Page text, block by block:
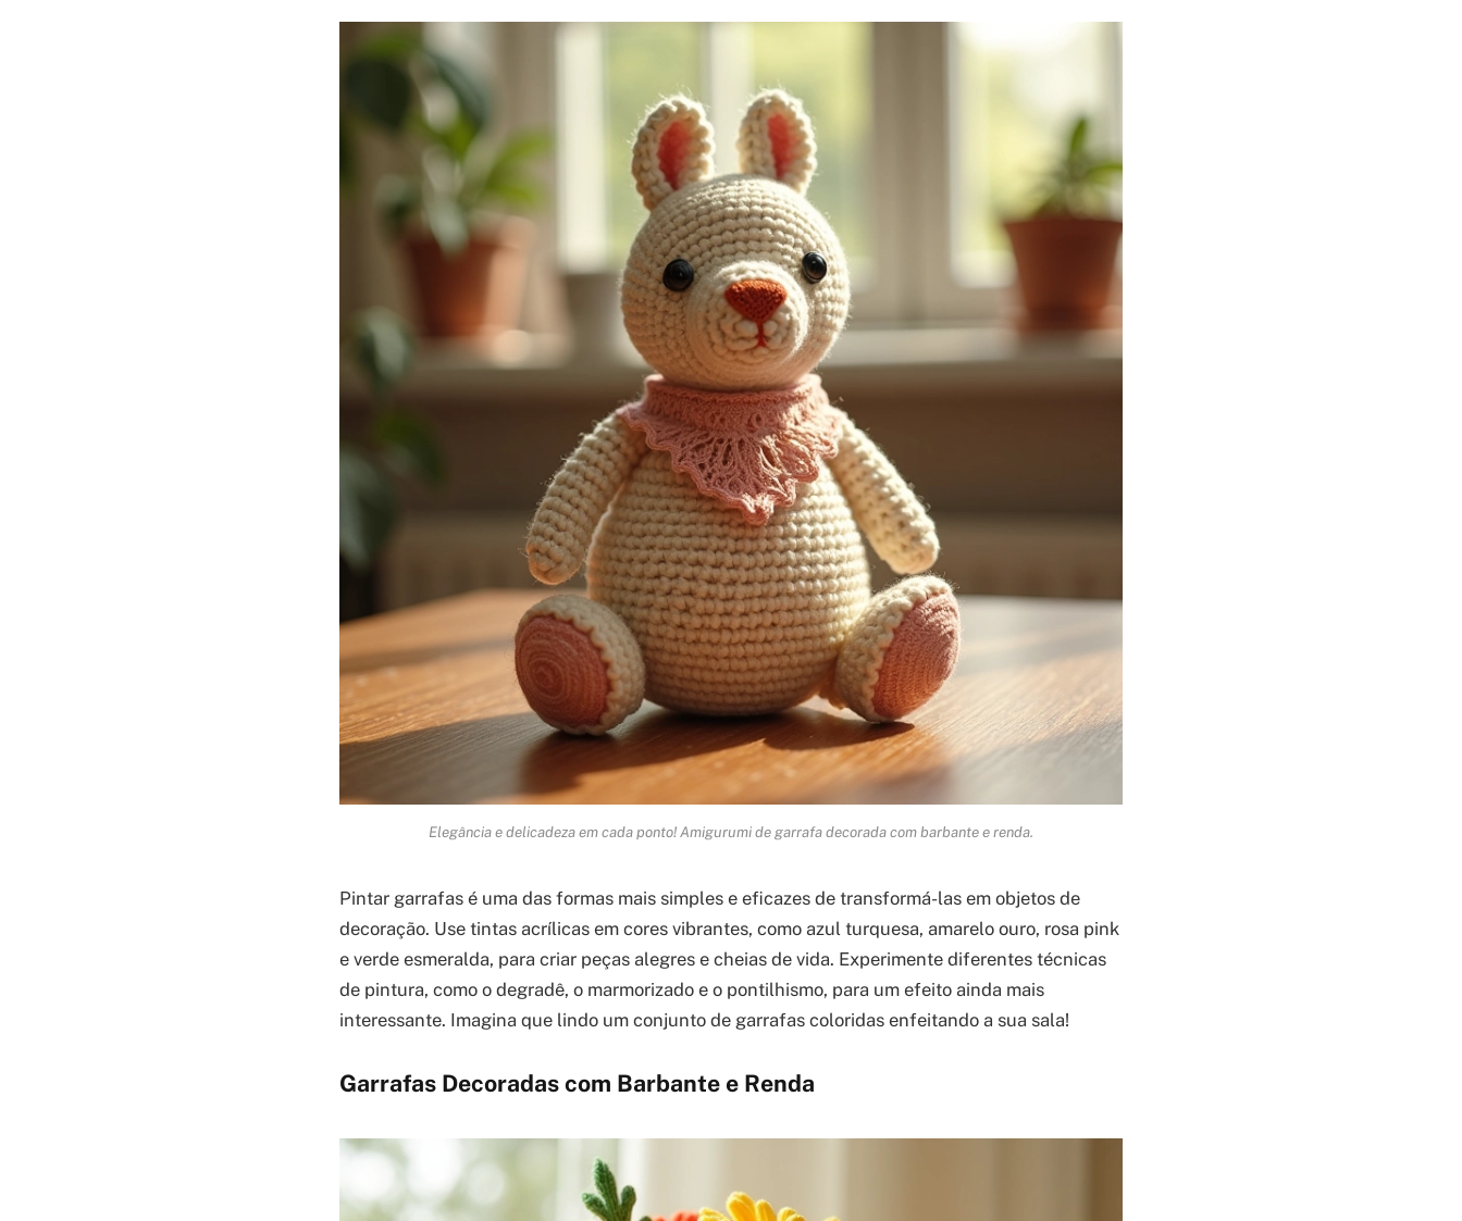
Elegância e delicadeza em cada ponto! Amigurumi de garrafa decorada com barbante e renda.
Pintar garrafas é uma das formas mais simples e eficazes de transformá-las em objetos de
decoração. Use tintas acrílicas em cores vibrantes, como azul turquesa, amarelo ouro, rosa pink
e verde esmeralda, para criar peças alegres e cheias de vida. Experimente diferentes técnicas
de pintura, como o degradê, o marmorizado e o pontilhismo, para um efeito ainda mais
interessante. Imagina que lindo um conjunto de garrafas coloridas enfeitando a sua sala!
Garrafas Decoradas com Barbante e Renda